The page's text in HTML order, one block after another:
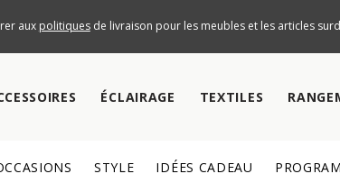
aux politiquesde livraison pour les meubles et les articles
ÉCLAIRAGE TEXTILES
STYLE IDÉES CADEAU